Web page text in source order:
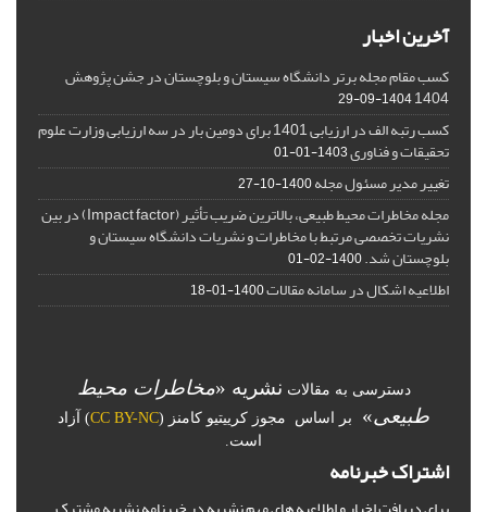
آخرین اخبار
کسب مقام مجله برتر دانشگاه سیستان و بلوچستان در جشن پژوهش
1404
1404-09-29
کسب رتبه الف در ارزیابی 1401 برای دومین بار در سه ارزیابی وزارت علوم
تحقیقات و فناوری1403-01-01
تغییر مدیر مسئول مجله1400-10-27
مجله مخاطرات محیط طبیعی، بالاترین ضریب تأثیر (Impact factor) در بین
نشریات تخصصی مرتبط با مخاطرات و نشریات دانشگاه سیستان و
بلوچستان شد.1400-02-01
اطلاعیه اشکال در سامانه مقالات1400-01-18
دسترسی به مقالات نشریه «مخاطرات محیط
طبیعی» بر اساس مجوز کرییتیو کامنز (CC BY-NC) آزاد
است.
اشتراک خبرنامه